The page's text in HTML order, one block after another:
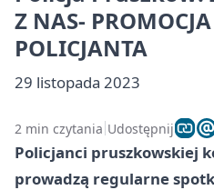
Z NAS-
POLICJANTA
29 listopada 2023
2 min czytania Udostępnij
Policjanci pruszkowskiej
prowadzą regularne